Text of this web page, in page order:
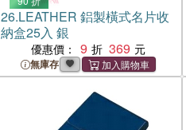
26.LEATHER 鋁製橫式名片收
納盒25入 銀
優惠價： 9 369
無庫存